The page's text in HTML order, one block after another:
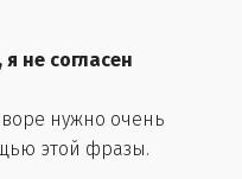
не согласен
нужно очень
этой фразы.